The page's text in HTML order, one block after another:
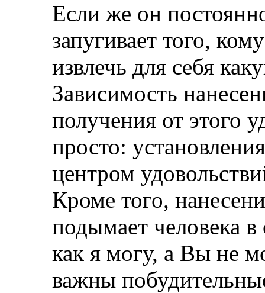
Если же он
запугивает того,
извлечь для себя
Зависимость
получения от этого
просто:
центром
Кроме того,
подымает человека в
как я могу, а Вы не
важны